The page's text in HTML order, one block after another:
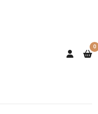
0